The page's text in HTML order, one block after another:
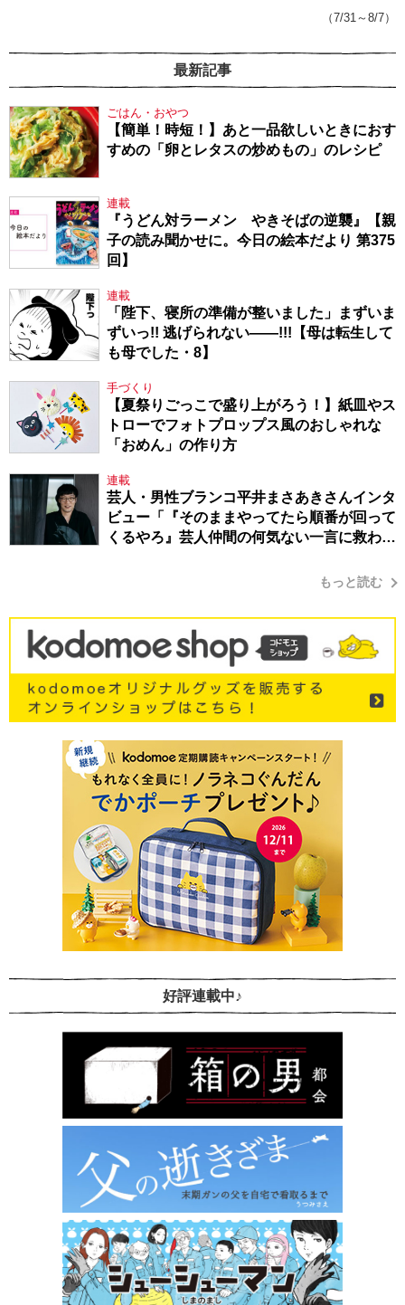
（7/31～8/7）
最新記事
ごはん・おやつ
【簡単！時短！】あと一品欲しいときにおす
すめの「卵とレタスの炒めもの」のレシピ
連載
『うどん対ラーメン やきそばの逆襲』【親
子の読み聞かせに。今日の絵本だより 第375
回】
連載
「陛下、寝所の準備が整いました」まずいま
ずいっ!! 逃げられない――!!!【母は転生して
も母でした・8】
手づくり
【夏祭りごっこで盛り上がろう！】紙皿やス
トローでフォトプロップス風のおしゃれな
「おめん」の作り方
連載
芸人・男性ブランコ平井まさあきさんインタ
ビュー「『そのままやってたら順番が回って
くるやろ』芸人仲間の何気ない一言に救われ
もっと読む
好評連載中♪